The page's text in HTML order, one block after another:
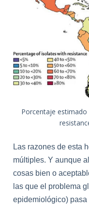
Porcentaje estimado
Las razones de esta
múltiples. Y aunque
cosas bien o
las que el problema
epidemiológico)